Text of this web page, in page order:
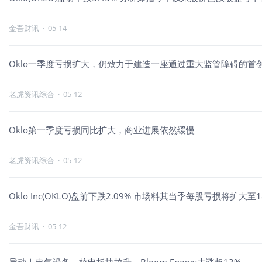
金吾财讯 · 05-14
Oklo一季度亏损扩大，仍致力于建造一座通过重大监管障碍的首
老虎资讯综合 · 05-12
Oklo第一季度亏损同比扩大，商业进展依然缓慢
老虎资讯综合 · 05-12
Oklo Inc(OKLO)盘前下跌2.09% 市场料其当季每股亏损将扩大至
金吾财讯 · 05-12